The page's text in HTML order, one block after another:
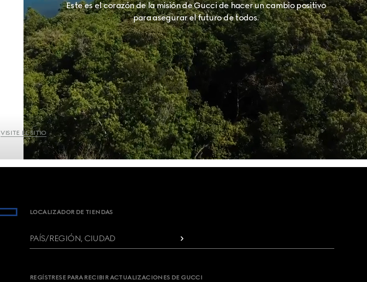
Este es el corazón de la misión de Gucci de hacer un cambio positivo
para asegurar el futuro de todos.
VISITE EL SITIO
LOCALIZADOR DE TIENDAS
PAÍS/REGIÓN, CIUDAD
REGÍSTRESE PARA RECIBIR ACTUALIZACIONES DE GUCCI